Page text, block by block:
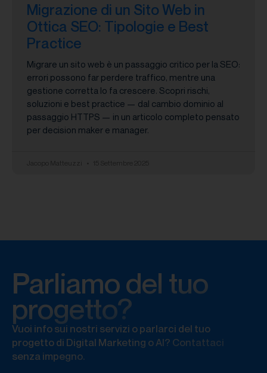
Migrazione di un Sito Web in
Ottica SEO: Tipologie e Best
Practice
Migrare un sito web è un passaggio critico per la SEO:
errori possono far perdere traffico, mentre una
gestione corretta lo fa crescere. Scopri rischi,
soluzioni e best practice — dal cambio dominio al
passaggio HTTPS — in un articolo completo pensato
per decision maker e manager.
Parliamo del tuo
progetto?
Vuoi info sui nostri servizi o parlarci del tuo
progetto di Digital Marketing o AI? Contattaci
senza impegno.